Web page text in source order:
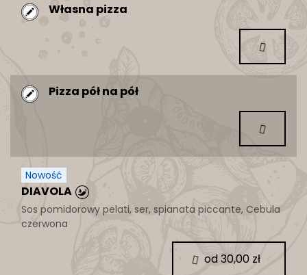
Własna pizza
Pizza pół na pół
Nowość
DIAVOLA
Sos pomidorowy pelati, ser, spianata piccante, Cebula
czerwona